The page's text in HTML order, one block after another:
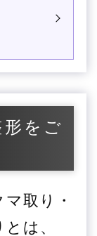
をご
取り・
は、